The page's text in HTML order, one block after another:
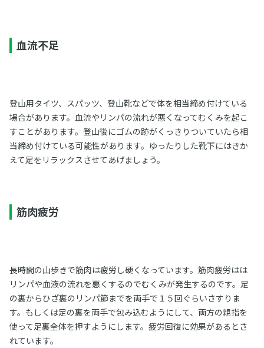
血流不足
登山用タイツ、スパッツ、登山靴などで体を相当締め付けている
場合があります。血流やリンパの流れが悪くなってむくみを起こ
すことがあります。登山後にゴムの跡がくっきりついていたら相
当締め付けている可能性があります。ゆったりした靴下にはきか
えて足をリラックスさせてあげましょう。
筋肉疲労
長時間の山歩きで筋肉は疲労し硬くなっています。筋肉疲労はは
リンパや血液の流れを悪くするのでむくみが発生するのです。足
の裏からひざ裏のリンパ節までを両手で１５回ぐらいさすりま
す。もしくは足の裏を両手で包み込むようにして、両方の親指を
使って足裏全体を押すようにします。疲労回復に効果があるとさ
れています。